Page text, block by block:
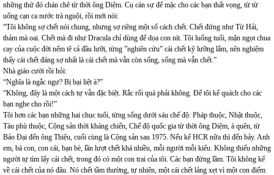
những thứ đó chán chê từ thời ông Diệm. Cụ cán sự để mặc cho các bạn thất vọng, từ từ
uống cạn ca nước trà nguội, rồi mới nói:
“Tôi không sợ chết nói chung, nhưng sợ riêng một số cách chết. Chết đứng như Từ Hải,
thảm mà oai. Chết mà đi như Dracula chỉ dùng để dọa con nít. Tôi luống tuổi, mặn ngọt chua
cay của cuộc đời nếm tê cả đầu lưỡi, từng ”nghiên cứu” cái chết kỹ lưỡng lắm, nên nghiệm
thấy cái chết đáng sợ nhất là cái chết mà vẫn còn sống, sống mà vẫn chết.”
Nhà giáo cười rồi hỏi:
“Nghĩa là ngắc ngư? Bị bại liệt à?”
“Không, đây là một cách tự vẫn đặc biệt. Rắc rối quá phải không. Để tôi kể quách cho các
bạn nghe cho rồi!”
Tôi hơn các bạn những hai chục tuổi, từng sống dưới sáu chế độ: Pháp thuộc, Nhật thuộc,
Tàu phù thuộc, Cộng sản thời kháng chiến, Chế độ quốc gia từ thời ông Diệm, à quên, từ
Bảo Đại đến ông Thiệu, cuối cùng là Cộng sản sau 1975. Nếu kể HCR nữa thì đến bảy. Anh
em, bà con, con cái, bạn bè, lần lượt chết khá nhiều, mỗi người mỗi kiểu. Không thiếu những
người tự tìm lấy cái chết, trong đó có một con trai của tôi. Các bạn đừng lầm. Tôi không kể
về cái chết của nó đâu. Nó chết tầm thường, tự nhiên, một cái chết lảng xẹt vì một con điếm